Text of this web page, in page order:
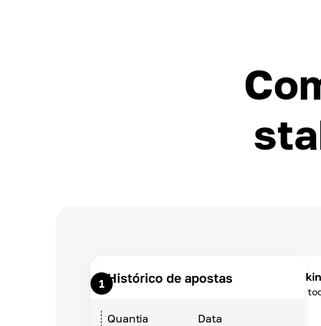
Histórico de apostas
Quantia Data
1 Escolha a melhor carteira para
Cryptomus é o que melhor se adapta a